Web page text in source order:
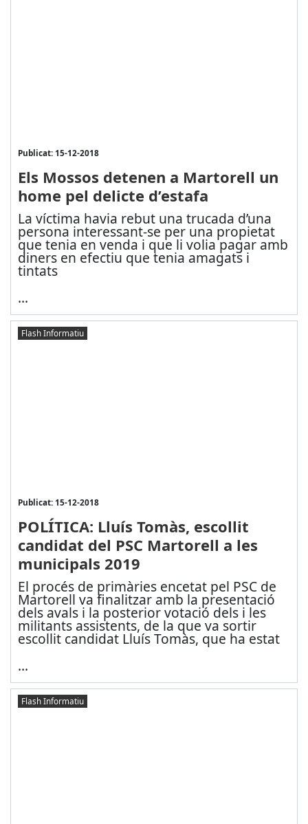
Publicat: 15-12-2018
Els Mossos detenen a Martorell un
home pel delicte d’estafa
La víctima havia rebut una trucada d’una
persona interessant-se per una propietat
que tenia en venda i que li volia pagar amb
diners en efectiu que tenia amagats i
tintats
...
Flash Informatiu
Publicat: 15-12-2018
POLÍTICA: Lluís Tomàs, escollit
candidat del PSC Martorell a les
municipals 2019
El procés de primàries encetat pel PSC de
Martorell va finalitzar amb la presentació
dels avals i la posterior votació dels i les
militants assistents, de la que va sortir
escollit candidat Lluís Tomàs, que ha estat
...
Flash Informatiu